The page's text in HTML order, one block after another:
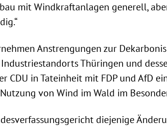
mit Windkraftanlagen generell,
Anstrengungen zur
Thüringen und
CDU in Tateinheit mit FDP und AfD
von Wind im Wald im
diejenige